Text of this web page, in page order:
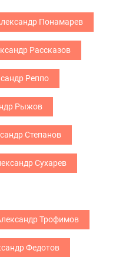
Понамарев
Рассказов
Реппо
Рыжов
Степанов
Сухарев
Трофимов
Федотов